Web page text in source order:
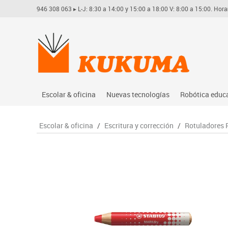
946 308 063 ▸ L-J: 8:30 a 14:00 y 15:00 a 18:00 V: 8:00 a 15:00.
Escolar & oficina
Archivo
Material escolar
Nuevas tecnologías
Audio
Robótica
Arduino
Escolar & oficina / Escritura y corrección / Rotuladores